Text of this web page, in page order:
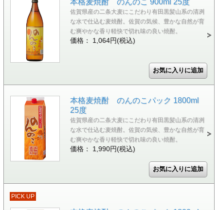
佐賀県産の二条大麦にこだわり有田黒髪山系の清冽
な水で仕込む麦焼酎。佐賀の気候、豊かな自然が育
む爽やかな香り軽快で切れ味の良い焼酎。
価格： 1,064円(税込)
本格麦焼酎 のんのこパック 1800ml
25度
佐賀県産の二条大麦にこだわり有田黒髪山系の清冽
な水で仕込む麦焼酎。佐賀の気候、豊かな自然が育
む爽やかな香り軽快で切れ味の良い焼酎。
価格： 1,990円(税込)
PICK UP